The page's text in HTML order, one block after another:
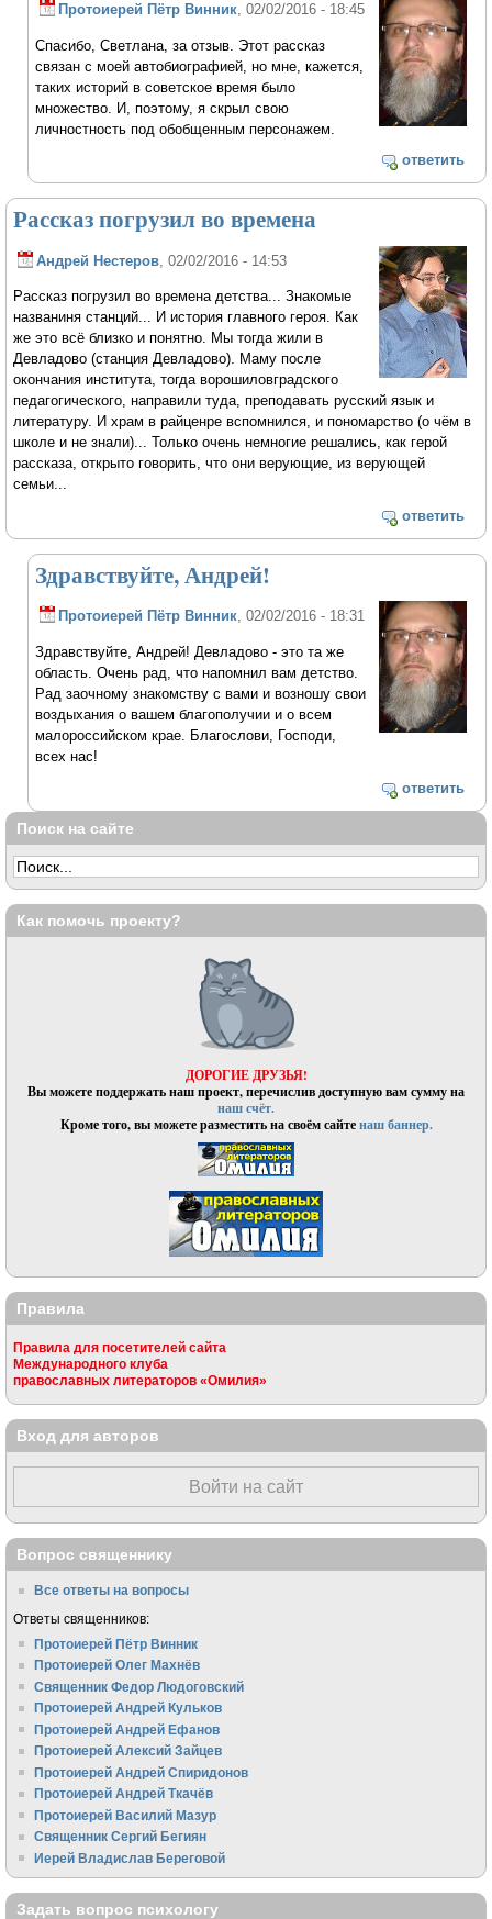
Протоиерей Пётр Винник , 02/02/2016 - 18:45
Спасибо, Светлана, за отзыв. Этот рассказ
связан с моей автобиографией, но мне, кажется,
таких историй в советское время было
множество. И, поэтому, я скрыл свою
личностность под обобщенным персонажем.
ответить
Рассказ погрузил во времена
Андрей Нестеров , 02/02/2016 - 14:53
Рассказ погрузил во времена детства... Знакомые
названиня станций... И история главного героя. Как
же это всё близко и понятно. Мы тогда жили в
Девладово (станция Девладово). Маму после
окончания института, тогда ворошиловградского
педагогического, направили туда, преподавать русский язык и
литературу. И храм в райценре вспомнился, и пономарство (о чём в
школе и не знали)... Только очень немногие решались, как герой
рассказа, открыто говорить, что они верующие, из верующей
семьи...
ответить
Здравствуйте, Андрей!
Протоиерей Пётр Винник, 02/02/2016 - 18:31
Здравствуйте, Андрей! Девладово - это та же
область. Очень рад, что напомнил вам детство.
Рад заочному знакомству с вами и возношу свои
воздыхания о вашем благополучии и о всем
малороссийском крае. Благослови, Господи,
всех нас!
ответить
Поиск на сайте
Как помочь проекту?
ДОРОГИЕ ДРУЗЬЯ!
Вы можете поддержать наш проект, перечислив доступную вам сумму на
наш счёт.
Кроме того, вы можете разместить на своём сайтенаш баннер.
Правила
Правила для посетителей сайта
Международного клуба
православных литераторов «Омилия»
Вход для авторов
Войти на сайт
Вопрос священнику
Все ответы на вопросы
Ответы священников:
Протоиерей Пётр Винник
Протоиерей Олег Махнёв
Священник Федор Людоговский
Протоиерей Андрей Кульков
Протоиерей Андрей Ефанов
Протоиерей Алексий Зайцев
Протоиерей Андрей Спиридонов
Протоиерей Андрей Ткачёв
Протоиерей Василий Мазур
Священник Сергий Бегиян
Иерей Владислав Береговой
Задать вопрос психологу